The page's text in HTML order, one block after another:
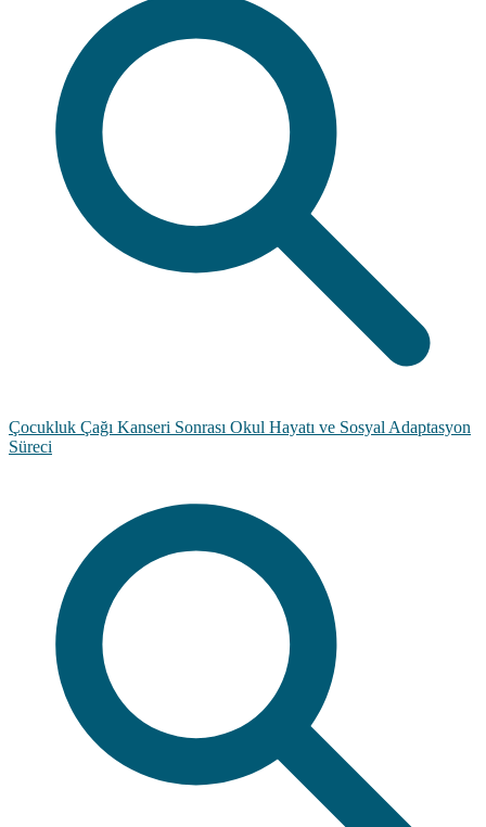
Çocukluk Çağı Kanseri Sonrası Okul Hayatı ve Sosyal Adaptasyon
Süreci